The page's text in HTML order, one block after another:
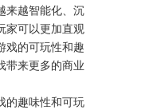
来越智能化、沉
家可以更加直观
戏的可玩性和趣
带来更多的商业
的趣味性和可玩